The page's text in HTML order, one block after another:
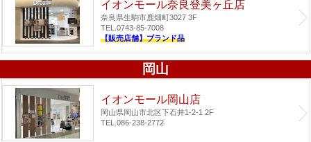
イオンモール奈良登美ヶ丘店
奈良県生駒市鹿畑町3027 3F
TEL.0743-85-7008
【販売店舗】ブランド品
岡山
イオンモール岡山店
岡山県岡山市北区下石井1-2-1 2F
TEL.086-238-2772